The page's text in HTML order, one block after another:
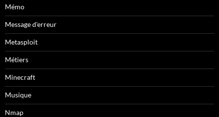
Mémo
Message d'erreur
Metasploit
Métiers
Minecraft
Musique
Nmap